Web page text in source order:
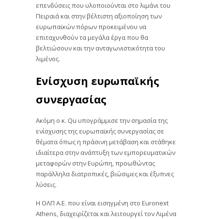
επενδύσεις που υλοποιούνται στο λιμάνι του
Πειραιά και στην βέλτιστη αξιοποίηση των
ευρωπαϊκών πόρων προκειμένου να
επιταχυνθούν τα μεγάλα έργα που θα
βελτιώσουν και την ανταγωνιστικότητα του
λιμένος.
Ενίσχυση ευρωπαϊκής
συνεργασίας
Ακόμη ο κ. Qu υπογράμμισε την σημασία της
ενίσχυσης της ευρωπαϊκής συνεργασίας σε
θέματα όπως η πράσινη μετάβαση και στάθηκε
ιδιαίτερα στην ανάπτυξη των εμπορευματικών
μεταφορών στην Ευρώπη, προωθώντας
παράλληλα διατροπικές, βιώσιμες και έξυπνες
λύσεις.
Η ΟΛΠ Α.Ε. που είναι εισηγμένη στο Euronext
Athens, διαχειρίζεται και λειτουργεί τον Λιμένα